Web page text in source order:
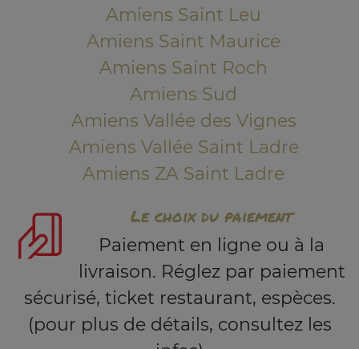
Amiens Saint Leu
Amiens Saint Maurice
Amiens Saint Roch
Amiens Sud
Amiens Vallée des Vignes
Amiens Vallée Saint Ladre
Amiens ZA Saint Ladre
Le choix du paiement
Paiement en ligne ou à la
livraison. Réglez par paiement
sécurisé, ticket restaurant, espèces.
(pour plus de détails, consultez les